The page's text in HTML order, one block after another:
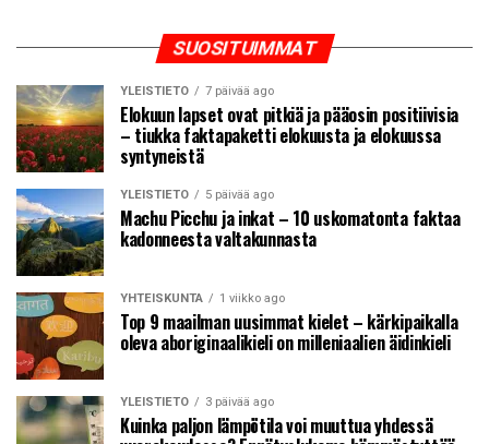
SUOSITUIMMAT
YLEISTIETO 7 päivää ago
Elokuun lapset ovat pitkiä ja pääosin positiivisia
– tiukka faktapaketti elokuusta ja elokuussa
syntyneistä
YLEISTIETO 5 päivää ago
Machu Picchu ja inkat – 10 uskomatonta faktaa
kadonneesta valtakunnasta
YHTEISKUNTA 1 viikko ago
Top 9 maailman uusimmat kielet – kärkipaikalla
oleva aboriginaalikieli on milleniaalien äidinkieli
YLEISTIETO 3 päivää ago
Kuinka paljon lämpötila voi muuttua yhdessä